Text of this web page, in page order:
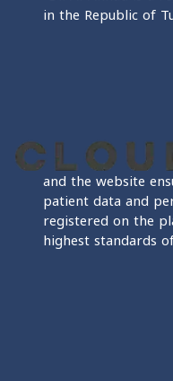
in the Republic of
and the website
patient data and
registered on the
highest standards